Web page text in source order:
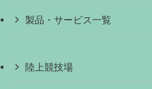
製品・サービス一覧
陸上競技場